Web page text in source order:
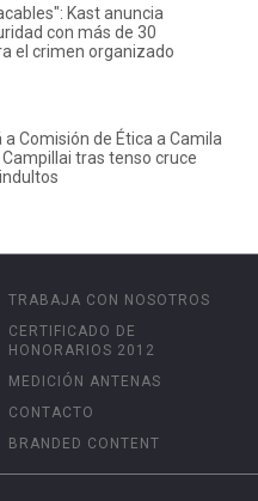
Kast anuncia
con más de 30
el crimen organizado
Comisión de Ética a Camila
Campillai tras tenso cruce
TRABAJA CON NOSOTROS
CERTIFICADO DE
HONORARIOS 2012
MEDICIÓN ANTENAS
CONTACTO
BRANDED CONTENT